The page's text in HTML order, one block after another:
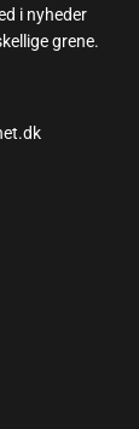
i nyheder
grene.